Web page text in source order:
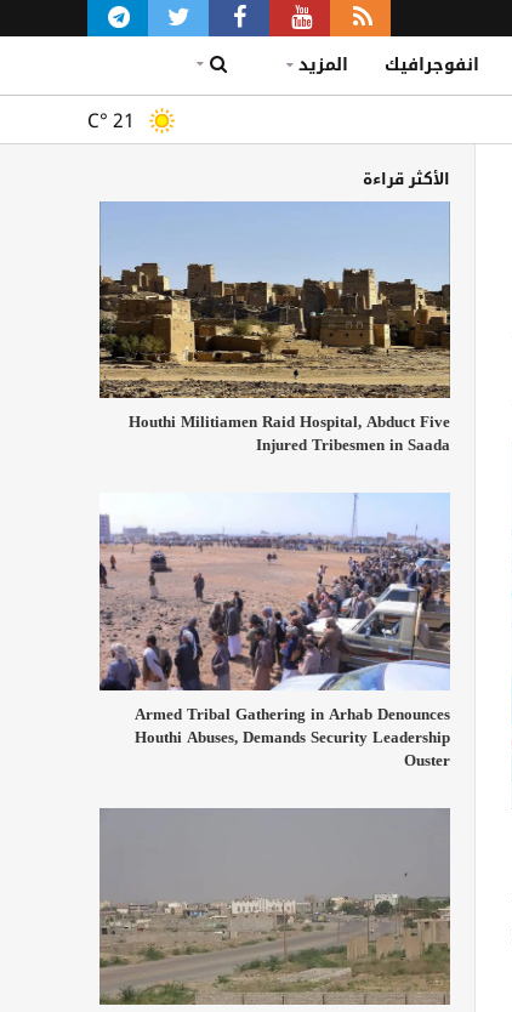
انفوجرافيك المزيد
C° 21
الأكثر قراءة
Houthi Militiamen Raid Hospital, Abduct Five
Injured Tribesmen in Saada
Armed Tribal Gathering in Arhab Denounces
Houthi Abuses, Demands Security Leadership
Ouster